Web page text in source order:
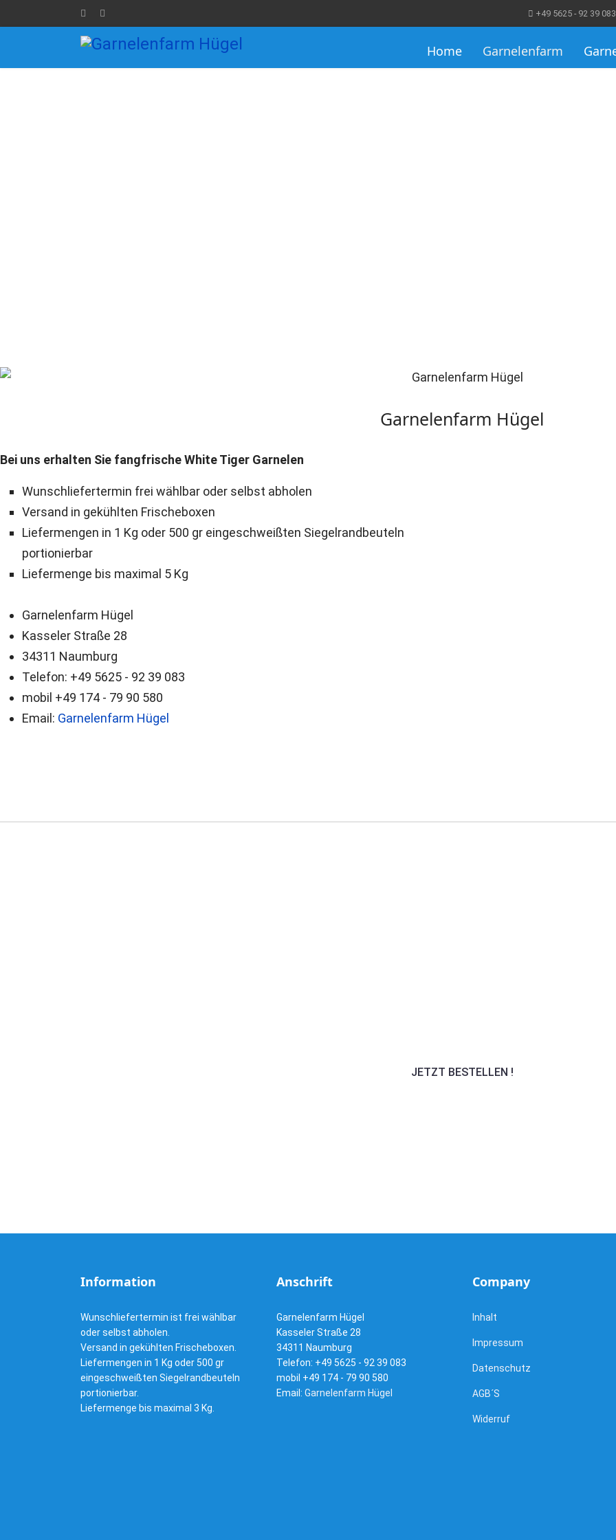
+49 5625 - 92 39 083
Home Garnelenfarm
Garnelenfarm Hügel
Bei uns erhalten Sie fangfrische White Tiger Garnelen
Wunschliefertermin frei wählbar oder selbst abholen
Versand in gekühlten Frischeboxen
Liefermengen in 1 Kg oder 500 gr eingeschweißten Siegelrandbeuteln
portionierbar
Liefermenge bis maximal 5 Kg
Garnelenfarm Hügel
Kasseler Straße 28
34311 Naumburg
Telefon: +49 5625 - 92 39 083
mobil +49 174 - 79 90 580
Email: Garnelenfarm Hügel
JETZT BESTELLEN !
Information
Wunschliefertermin ist frei wählbar
oder selbst abholen.
Versand in gekühlten Frischeboxen.
Liefermengen in 1 Kg oder 500 gr
eingeschweißten Siegelrandbeuteln
portionierbar.
Liefermenge bis maximal 3 Kg.
Anschrift
Garnelenfarm Hügel
Kasseler Straße 28
34311 Naumburg
Telefon: +49 5625 - 92 39 083
mobil +49 174 - 79 90 580
Email: Garnelenfarm Hügel
Company
Inhalt
Impressum
Datenschutz
AGB´S
Widerruf